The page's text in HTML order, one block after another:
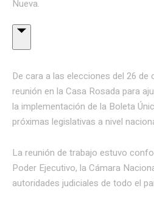
De cara a las elecciones del 26 de
reunión en la Casa Rosada para
la implementación de la Boleta
próximas legislativas a nivel
La reunión de trabajo estuvo
Poder Ejecutivo, la Cámara
autoridades judiciales de todo el